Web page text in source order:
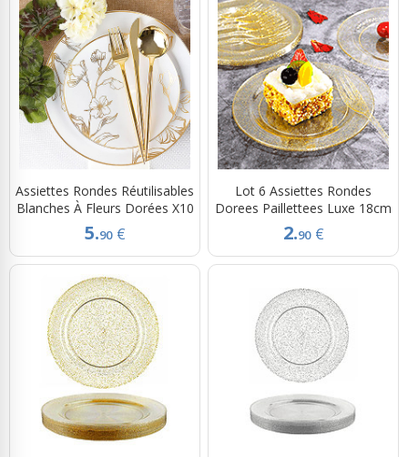
Assiettes Rondes Réutilisables
Blanches À Fleurs Dorées X10
5.90 €
Lot 6 Assiettes Rondes
Dorees Paillettees Luxe 18cm
2.90 €